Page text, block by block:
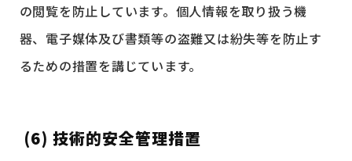
の閲覧を防止しています。個人情報を取り扱う機
器、電子媒体及び書類等の盗難又は紛失等を防止す
るための措置を講じています。
(6) 技術的安全管理措置